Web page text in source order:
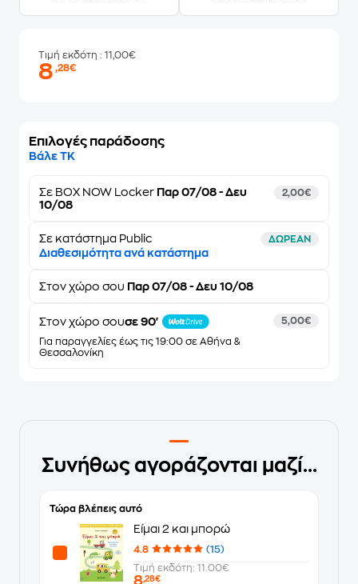
Τιμή εκδότη : 11,00€
8,28€
Επιλογές παράδοσης
Βάλε ΤΚ
Σε BOX NOW Locker Παρ 07/08 - Δευ
10/08
2,00€
Σε κατάστημα Public ΔΩΡΕΑΝ
Διαθεσιμότητα ανά κατάστημα
Στον χώρο σου Παρ 07/08 - Δευ 10/08
Στον χώρο σουσε 90'
Για παραγγελίες έως τις 19:00 σε Αθήνα &
Θεσσαλονίκη
5,00€
Συνήθως αγοράζονται μαζί...
Τώρα βλέπεις αυτό
Είμαι 2 και μπορώ
4.8
(15)
Τιμή εκδότη: 11.00€
8,28€